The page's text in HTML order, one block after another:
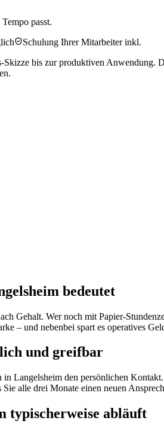
passt.
Schulung Ihrer Mitarbeiter inkl.
bis zur produktiven Anwendung.
bedeutet
Gehalt. Wer noch mit Papier-
– und nebenbei spart es operatives
und greifbar
Langelsheim den persönlichen
alle drei Monate einen neuen
typischerweise abläuft